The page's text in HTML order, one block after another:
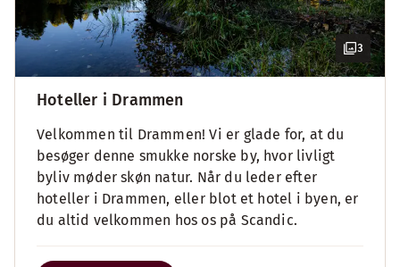
3
Hoteller i Drammen
Velkommen til Drammen! Vi er glade for, at du
besøger denne smukke norske by, hvor livligt
byliv møder skøn natur. Når du leder efter
hoteller i Drammen, eller blot et hotel i byen, er
du altid velkommen hos os på Scandic.